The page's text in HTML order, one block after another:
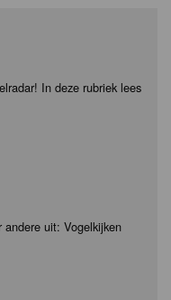
In deze rubriek lees
uit: Vogelkijken